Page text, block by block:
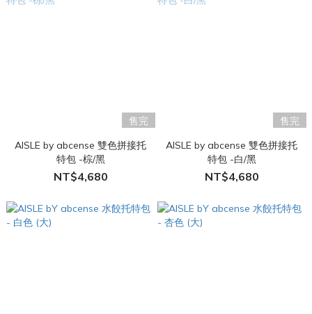
售完
AISLE by abcense 雙色拼接托
特包 -棕/黑
NT$4,680
售完
AISLE by abcense 雙色拼接托
特包 -白/黑
NT$4,680